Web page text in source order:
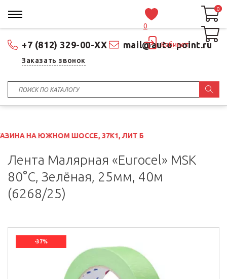
+7 (812) 329-00-XX mail@auto-point.ru
Заказать звонок
0
Кабинет
0
0
ШОССЕ, 37К1, ЛИТ Б
Лента Малярная «Eurocel» MSK
80°С, Зелёная, 25мм, 40м
(6268/25)
-37%